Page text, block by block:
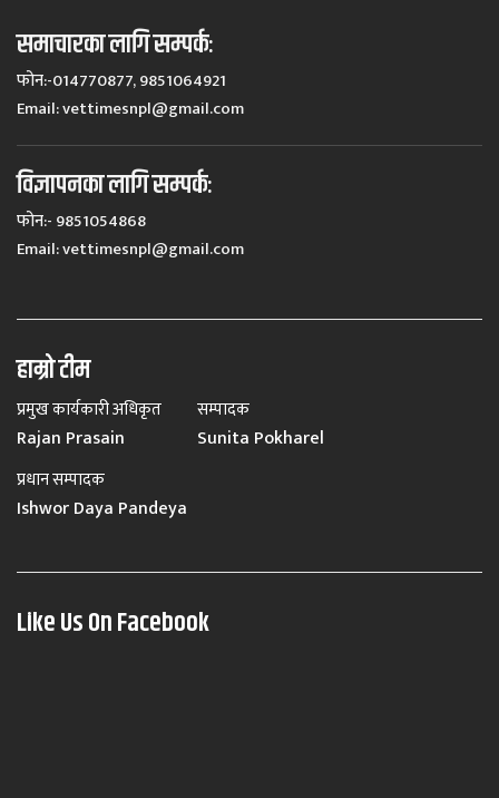
समाचारका लागि सम्पर्कः
फोन:-014770877, 9851064921
Email:vettimesnpl@gmail.com
विज्ञापनका लागि सम्पर्कः
फोन:- 9851054868
Email:vettimesnpl@gmail.com
हाम्रो टीम
प्रमुख कार्यकारी अधिकृत
Rajan Prasain
सम्पादक
Sunita Pokharel
प्रधान सम्पादक
Ishwor Daya Pandeya
Like Us On Facebook